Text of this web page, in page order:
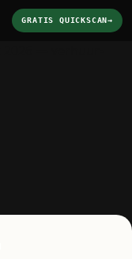
GRATIS QUICKSCAN→